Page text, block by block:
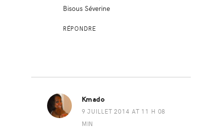
Bisous Séverine
RÉPONDRE
Kmado
9 JUILLET 2014 AT 11 H 08
MIN